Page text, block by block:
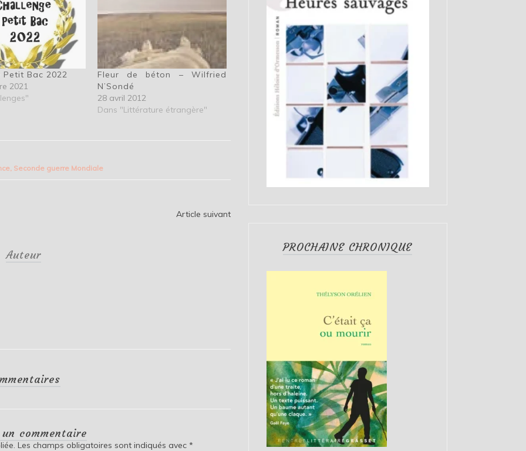
Petit Bac 2022
2021
Fleur de béton – Wilfried
N’Sondé
28 avril 2012
Dans "Littérature étrangère"
Seconde guerre Mondiale
Article suivant
Auteur
commentaire
Les champs obligatoires sont indiqués avec *
PROCHAINE CHRONIQUE